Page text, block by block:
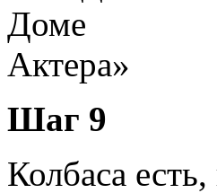
Шаг 9
Колбаса